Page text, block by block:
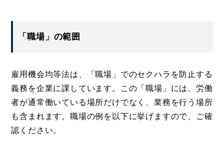
「職場」の範囲
雇用機会均等法は、「職場」でのセクハラを防止する
義務を企業に課しています。この「職場」には、労働
者が通常働いている場所だけでなく、業務を行う場所
も含まれます。職場の例を以下に挙げますので、ご確
認ください。